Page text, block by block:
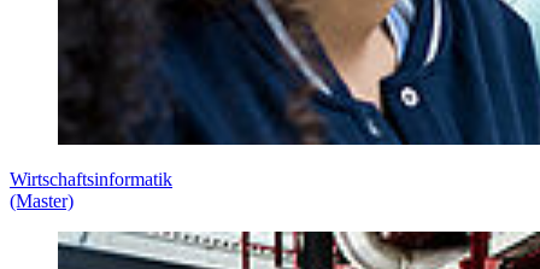
Wirtschaftsinformatik
(Master)